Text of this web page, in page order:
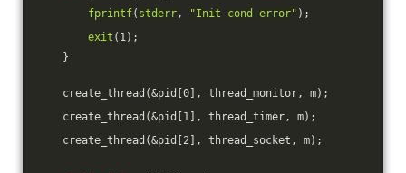
fprintf( stderr, "Init cond error" );
exit ( 1);
}
create_thread(&pid[ 0 ], thread_monitor, m);
create_thread(&pid[ 1 ], thread_timer, m);
create_thread(&pid[ 2 ], thread_socket, m);